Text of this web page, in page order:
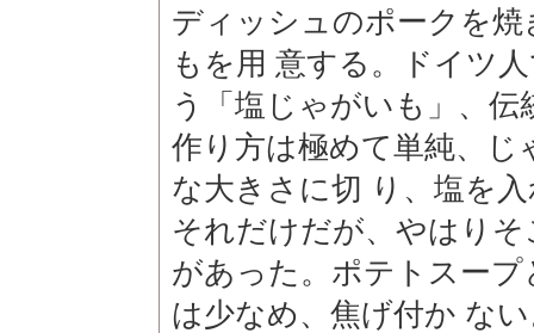
ディッシュのポークを
もを用 意する。ドイツ
う「塩じゃがいも」、
作り方は極めて単純、
な大きさに切 り、塩を
それだけだが、やはり
があった。ポテトスー
は少なめ、焦げ付か な